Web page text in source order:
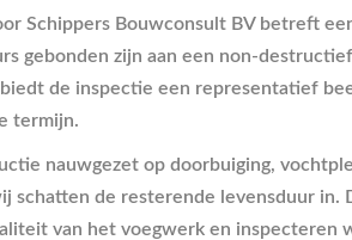
Schippers Bouwconsult BV betreft
gebonden zijn aan een non-
de inspectie een representatief
termijn.
nauwgezet op doorbuiging,
schatten de resterende levensduur
van het voegwerk en